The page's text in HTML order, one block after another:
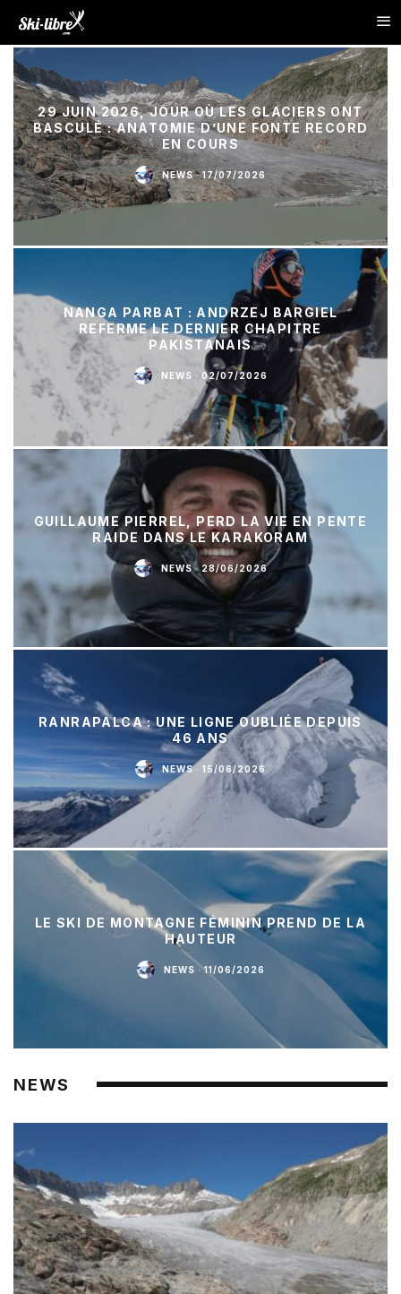
29 JUIN 2026, JOUR OÙ LES GLACIERS ONT
BASCULÉ : ANATOMIE D’UNE FONTE RECORD
EN COURS
NEWS · 17/07/2026
NANGA PARBAT : ANDRZEJ BARGIEL
REFERME LE DERNIER CHAPITRE
PAKISTANAIS
NEWS · 02/07/2026
GUILLAUME PIERREL, PERD LA VIE EN PENTE
RAIDE DANS LE KARAKORAM
NEWS · 28/06/2026
RANRAPALCA : UNE LIGNE OUBLIÉE DEPUIS
46 ANS
NEWS · 15/06/2026
LE SKI DE MONTAGNE FÉMININ PREND DE LA
HAUTEUR
NEWS · 11/06/2026
NEWS